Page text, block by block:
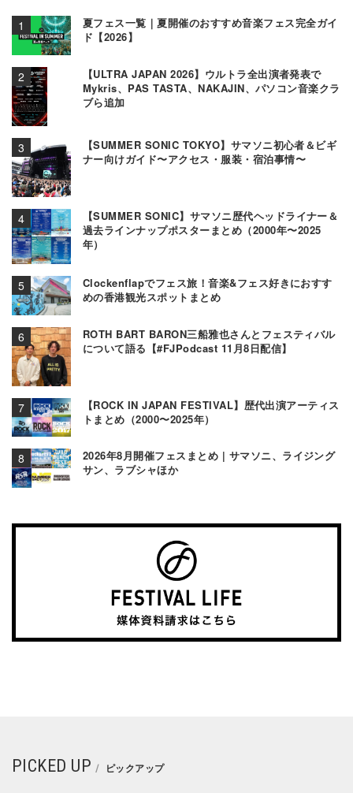
夏フェス一覧｜夏開催のおすすめ音楽フェス完全ガイ
ド【2026】
【ULTRA JAPAN 2026】ウルトラ全出演者発表で
Mykris、PAS TASTA、NAKAJIN、パソコン音楽クラ
ブら追加
【SUMMER SONIC TOKYO】サマソニ初心者＆ビギ
ナー向けガイド〜アクセス・服装・宿泊事情〜
【SUMMER SONIC】サマソニ歴代ヘッドライナー＆
過去ラインナップポスターまとめ（2000年〜2025
年）
Clockenflapでフェス旅！音楽&フェス好きにおすす
めの香港観光スポットまとめ
ROTH BART BARON三船雅也さんとフェスティバル
について語る【#FJPodcast 11月8日配信】
【ROCK IN JAPAN FESTIVAL】歴代出演アーティス
トまとめ（2000〜2025年）
2026年8月開催フェスまとめ | サマソニ、ライジング
サン、ラブシャほか
PICKED UP ピックアップ